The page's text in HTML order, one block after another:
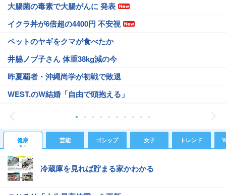
大腸菌の毒素で大腸がんに 発表
イクラ丼が6倍超の4400円 不安視
ペットのヤギをクマが食べたか
井脇ノブ子さん 体重38kg減の今
昨夏覇者・沖縄尚学が初戦で敗退
WEST.のW結婚「自由で頭抱える」
健康 芸能 ゴシップ 女子 トレンド
冷蔵庫を見れば貯まる家かわかる